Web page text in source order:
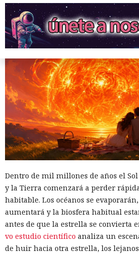
Brecha del tamaño
Estados Unidos
China a retirar su
07:31 / 06.08.2026
Licencia revocada, pero la
olvido.
futuras tendrán que convertir el
sistema de soporte vital.
Dentro de mil millones de años el
y la Tierra comenzará a perder
habitable. Los océanos se
aumentará y la biosfera habitual
antes de que la estrella se convierta
vo estudio científico analiza un
de huir hacia otra estrella, los